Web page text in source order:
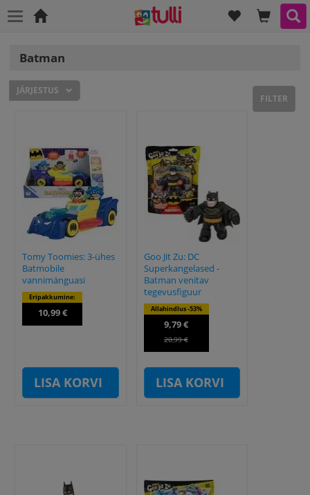
Avaleht SINU
Batman
FILTER
JÄRJESTUS
Tomy Toomies: 3-ühes
Batmobile
vannimänguasi
Eripakkumine:
10,99 €
LISA KORVI
Goo Jit Zu: DC
Superkangelased -
Batman venitav
tegevusfiguur
Allahindlus -53%
9,79 €
20,99 €
LISA KORVI